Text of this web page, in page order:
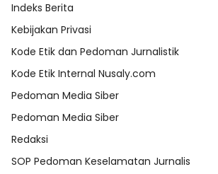
Indeks Berita
Kebijakan Privasi
Kode Etik dan Pedoman Jurnalistik
Kode Etik Internal Nusaly.com
Pedoman Media Siber
Pedoman Media Siber
Redaksi
SOP Pedoman Keselamatan Jurnalis